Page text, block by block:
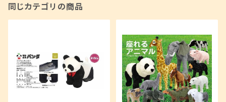
同じカテゴリの商品